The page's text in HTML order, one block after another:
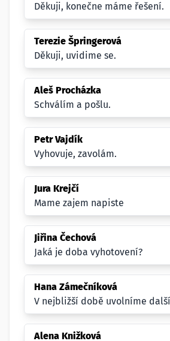
Děkuji, konečne máme řešení.
Terezie Špringerová
Děkuji, uvidime se.
Aleš Procházka
Schválím a pošlu.
Petr Vajdík
Vyhovuje, zavolám.
Jura Krejčí
Mame zajem napiste
Jiřina Čechová
Jaká je doba vyhotovení?
Hana Zámečníková
V nejbližší době uvolníme
Alena Knižková